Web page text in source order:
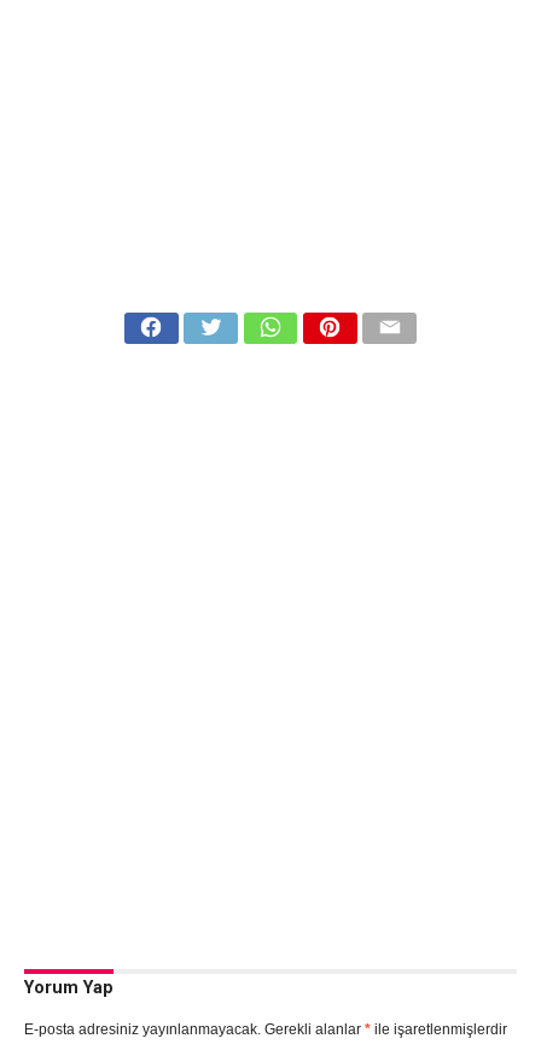
Yorum Yap
E-posta adresiniz yayınlanmayacak. Gerekli alanlar *ile işaretlenmişlerdir